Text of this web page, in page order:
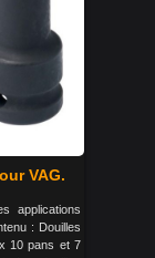
VAG.
applications
: Douilles
10 pans et 7